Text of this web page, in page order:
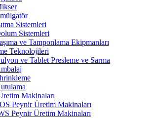
Sistemleri
Sistemleri
ve Tamponlama Ekipmanları
Teknolojileri
ve Tablet Presleme ve Sarma
Makinaları
Peynir Üretim Makinaları
Peynir Üretim Makinaları